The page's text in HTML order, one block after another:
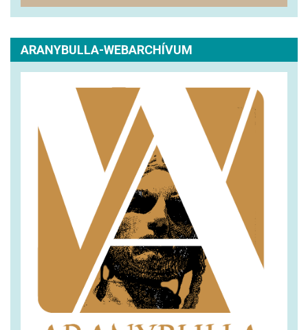
ARANYBULLA-WEBARCHÍVUM